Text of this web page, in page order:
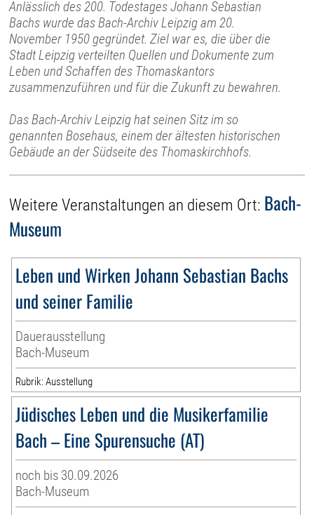
Anlässlich des 200. Todestages Johann Sebastian
Bachs wurde das Bach-Archiv Leipzig am 20.
November 1950 gegründet. Ziel war es, die über die
Stadt Leipzig verteilten Quellen und Dokumente zum
Leben und Schaffen des Thomaskantors
zusammenzuführen und für die Zukunft zu bewahren.
Das Bach-Archiv Leipzig hat seinen Sitz im so
genannten Bosehaus, einem der ältesten historischen
Gebäude an der Südseite des Thomaskirchhofs.
Weitere Veranstaltungen an diesem Ort: Bach-
Museum
Leben und Wirken Johann Sebastian Bachs
und seiner Familie
Dauerausstellung
Bach-Museum
Rubrik: Ausstellung
Jüdisches Leben und die Musikerfamilie
Bach – Eine Spurensuche (AT)
noch bis 30.09.2026
Bach-Museum